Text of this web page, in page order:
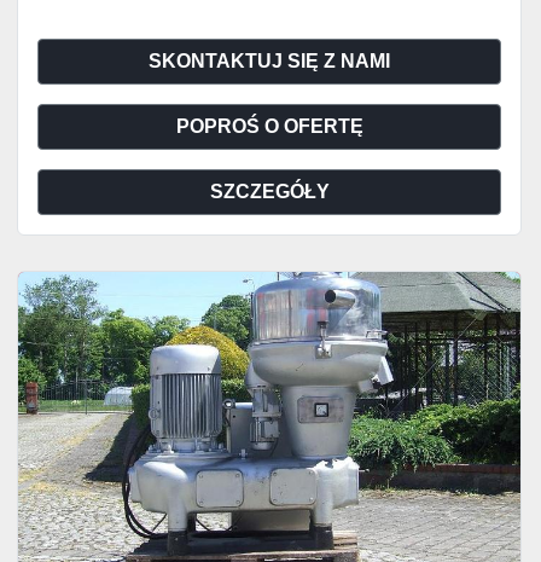
SKONTAKTUJ SIĘ Z NAMI
POPROŚ O OFERTĘ
SZCZEGÓŁY